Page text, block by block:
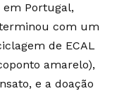
em Portugal,
com um
de ECAL
amarelo),
e a doação